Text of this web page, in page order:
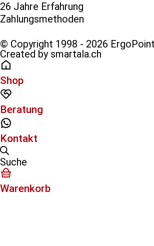
26 Jahre Erfahrung
Zahlungsmethoden​
© Copyright 1998 - 2026
Created by smartala.ch
Shop
Beratung
Kontakt
Suche
Warenkorb